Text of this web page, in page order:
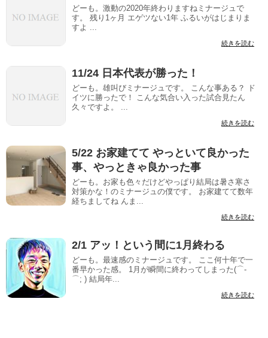
どーも。激動の2020年終わりますねミナージュで
す。 残り1ヶ月 エゲツない1年 ふるいがはじまりま
すよ ...
続きを読む
11/24 日本代表が勝った！
どーも。雄叫びミナージュです。 こんな事ある？ ド
イツに勝ったで！ こんな気合い入った試合見たん
久々ですよ。 ...
続きを読む
5/22 お家建てて やっといて良かった
事、やっときゃ良かった事
どーも。お家も色々だけどやっぱり結局は暑さ寒さ
対策かな！のミナージュの僕です。 お家建てて数年
経ちましてね んま...
続きを読む
2/1 アッ！という間に1月終わる
どーも。最速感のミナージュです。 ここ何十年で一
番早かった感。 1月が瞬間に終わってしまった(⌒-
⌒; ) 結局年...
続きを読む